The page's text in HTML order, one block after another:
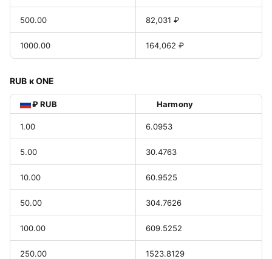
500.00 82,031 ₽
1000.00 164,062 ₽
RUB к ONE
₽ RUB Harmony
1.00 6.0953
5.00 30.4763
10.00 60.9525
50.00 304.7626
100.00 609.5252
250.00 1523.8129